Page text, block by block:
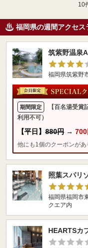
10
福岡県の週間アクセス
筑紫野温泉
福岡県筑紫野
期間限定
【百名湯受
利用不可）
【平日】 880円 → 700
他にも1個のクーポンがあ
照葉スパリ
福岡県福岡市
クエア内
HEARTSカ